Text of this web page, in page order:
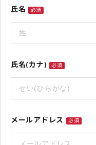
氏名 必須
氏名(カナ) 必須
メールアドレス 必須